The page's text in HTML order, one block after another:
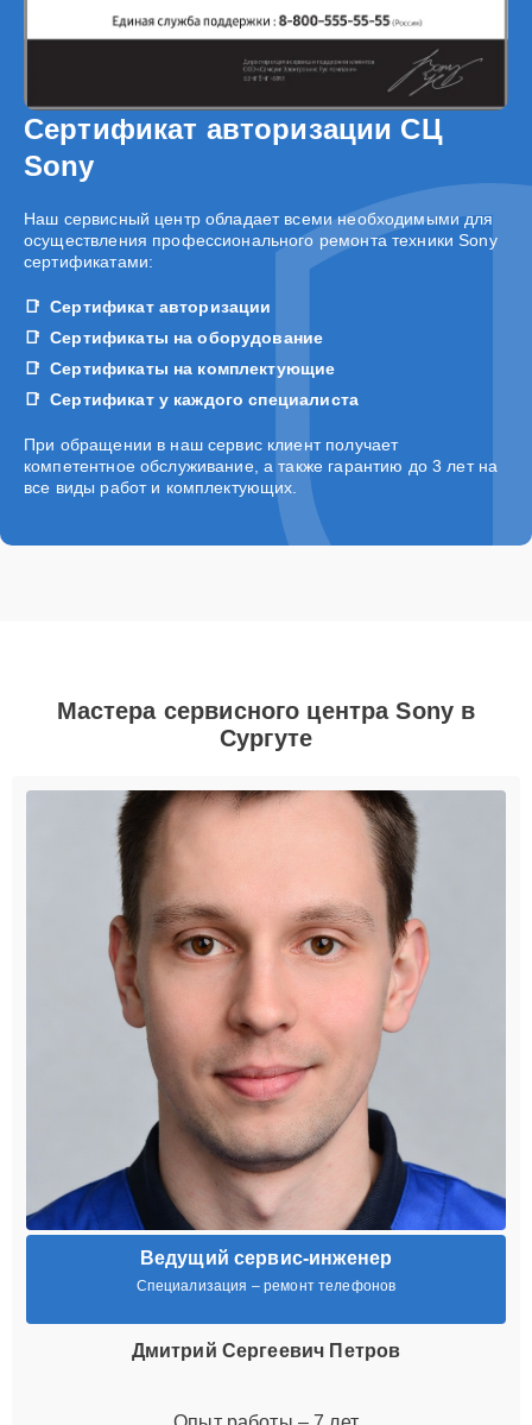
Сертификат авторизации СЦ
Sony
Наш сервисный центр обладает всеми необходимыми для
осуществления профессионального ремонта техники Sony
сертификатами:
Сертификат авторизации
Сертификаты на оборудование
Сертификаты на комплектующие
Сертификат у каждого специалиста
При обращении в наш сервис клиент получает
компетентное обслуживание, а также гарантию до 3 лет на
все виды работ и комплектующих.
Мастера сервисного центра Sony в
Сургуте
Ведущий сервис-инженер
Специализация – ремонт телефонов
Дмитрий Сергеевич Петров